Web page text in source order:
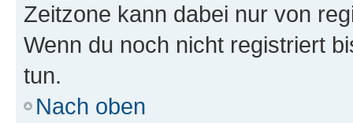
Zeitzone kann dabei nur von
Wenn du noch nicht registriert
tun.
Nach oben